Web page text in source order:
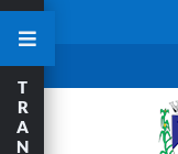
T
R
A
N